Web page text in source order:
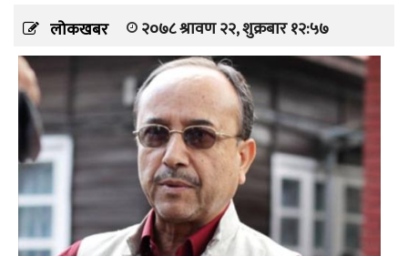
लोकखबर २०७८ श्रावण २२, शुक्रबार १२:५७